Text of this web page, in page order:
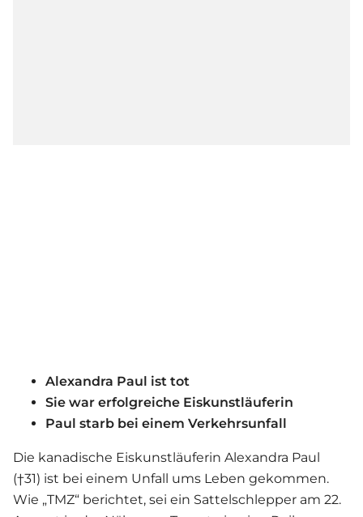
Alexandra Paul ist tot
Sie war erfolgreiche Eiskunstläuferin
Paul starb bei einem Verkehrsunfall
Die kanadische Eiskunstläuferin Alexandra Paul
(†31) ist bei einem Unfall ums Leben gekommen.
Wie „TMZ“ berichtet, sei ein Sattelschlepper am 22.